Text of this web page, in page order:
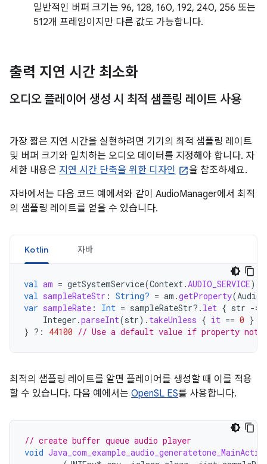
일반적인 버퍼 크기는 96, 128, 160, 192, 240, 256 또는
512개 프레임이지만 다른 값도 가능합니다.
출력 지연 시간 최소화
오디오 플레이어 생성 시 최적 샘플링 레이트 사용
가장 짧은 지연 시간을 실현하려면 기기의 최적 샘플링 레이트
및 버퍼 크기와 일치하는 오디오 데이터를 지정해야 합니다. 자
세한 내용은 지연 시간 단축을 위한 디자인
을 참조하세요.
자바에서는 다음 코드 예에서와 같이 AudioManager에서 최적
의 샘플링 레이트를 얻을 수 있습니다.
Kotlin 자바
val am = getSystemService(Context.AUDIO_SERVICE)
val sampleRateStr : String? = am .getProperty(
var sampleRate : Int = sampleRateStr?. let { str -
Integer .parseInt(str). takeUnless { it == 0 }
} ?: 44100 // Use a default value if property not
최적의 샘플링 레이트를 알면 플레이어를 생성할 때 이를 적용
할 수 있습니다. 다음 예에서는 OpenSL ES를 사용합니다.
// create buffer queue audio player
void